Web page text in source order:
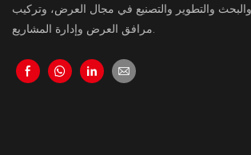
والبحث والتطوير والتصنيع في مجال العرض، وتركيب
مرافق العرض وإدارة المشاريع.